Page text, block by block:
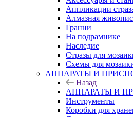
Аппликации
Алмазная
Гранни
На подрамнике
Наследие
Стразы для
Схемы для
АППАРАТЫ И
Назад
АППАРАТЫ И
Инструменты
Коробки для